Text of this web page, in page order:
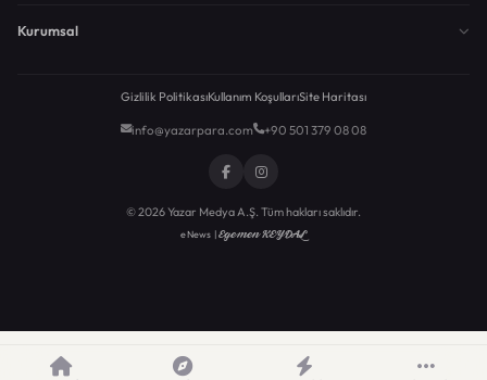
Kurumsal
Gizlilik PolitikasıKullanım KoşullarıSite Haritası
info@yazarpara.com +90 501 379 08 08
© 2026 Yazar Medya A.Ş. Tüm hakları saklıdır.
eNews |Egemen KEYDAL